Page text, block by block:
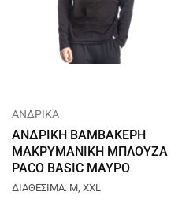
ΑΝΔΡΙΚΑ
ΑΝΔΡΙΚΗ ΒΑΜΒΑΚΕΡΗ
ΜΑΚΡΥΜΑΝΙΚΗ ΜΠΛΟΥΖΑ
PACO BASIC ΜΑΥΡΟ
2381814
ΔΙΑΘΕΣΙΜΑ: M, XXL